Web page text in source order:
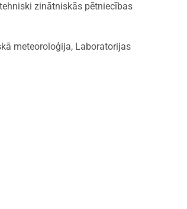
zinātniskās pētniecības
meteoroloģija, Laboratorijas